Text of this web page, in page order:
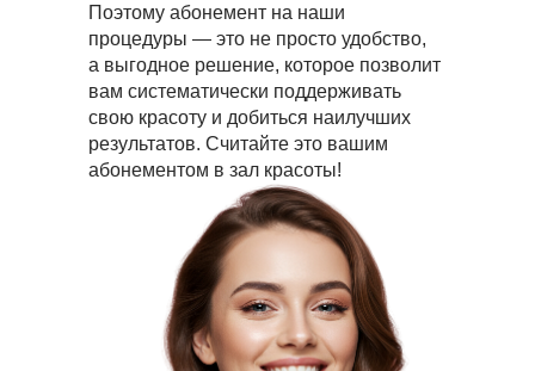
Поэтому абонемент на наши
процедуры — это не просто удобство,
а выгодное решение, которое позволит
вам систематически поддерживать
свою красоту и добиться наилучших
результатов. Считайте это вашим
абонементом в зал красоты!